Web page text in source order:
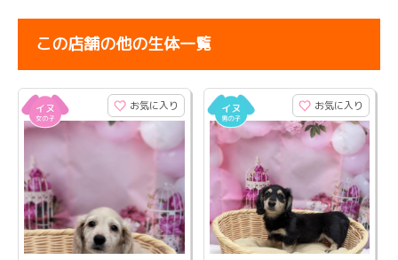
この店舗の他の生体一覧
お気に入り お気に入り